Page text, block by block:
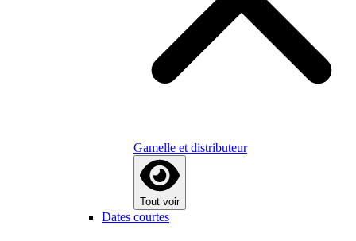
Gamelle et distributeur
Tout voir
Dates courtes